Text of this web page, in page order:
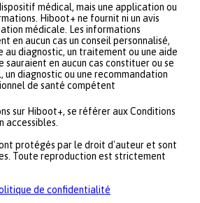
médical, mais une application ou
Hiboot+ ne fournit ni un avis
médicale. Les informations
en aucun cas un conseil personnalisé,
au diagnostic, un traitement ou une aide
sauraient en aucun cas constituer ou se
un diagnostic ou une recommandation
de santé compétent
sur Hiboot+, se référer aux Conditions
accessibles.
protégés par le droit d'auteur et sont
Toute reproduction est strictement
de confidentialité